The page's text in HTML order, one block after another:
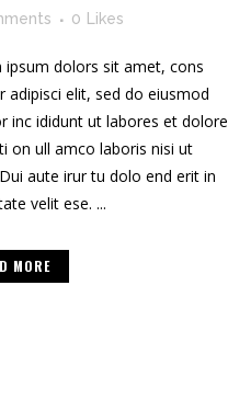
0 Likes
ipsum dolors sit amet, cons
adipisci elit, sed do eiusmod
inc ididunt ut labores et dolore
on ull amco laboris nisi ut
aute irur tu dolo end erit in
velit ese. ...
MORE